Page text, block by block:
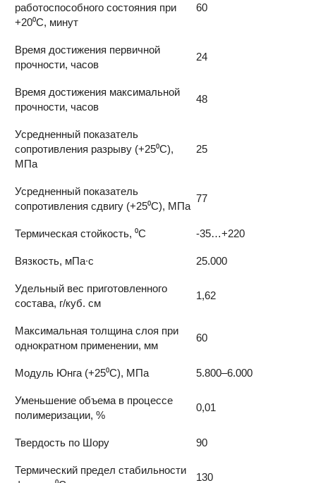
работоспособного состояния при
+20⁰С, минут
60
Время достижения первичной
прочности, часов
24
Время достижения максимальной
прочности, часов
48
Усредненный показатель
сопротивления разрыву (+25⁰С),
МПа
25
Усредненный показатель
сопротивления сдвигу (+25⁰С), МПа
77
Термическая стойкость, ⁰С -35…+220
Вязкость, мПа∙с 25.000
Удельный вес приготовленного
состава, г/куб. см
1,62
Максимальная толщина слоя при
однократном применении, мм
60
Модуль Юнга (+25⁰С), МПа 5.800–6.000
Уменьшение объема в процессе
полимеризации, %
0,01
Твердость по Шору 90
Термический предел стабильности
130